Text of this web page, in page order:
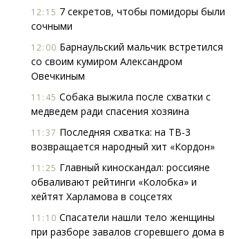
12:15 7 секретов, чтобы помидоры были
сочными
12:00 Барнаульский мальчик встретился
со своим кумиром Александром
Овечкиным
11:45 Собака выжила после схватки с
медведем ради спасения хозяина
11:37 Последняя схватка: на ТВ-3
возвращается народный хит «Кордон»
11:25 Главный киноскандал: россияне
обваливают рейтинги «Колобка» и
хейтят Харламова в соцсетях
11:10 Спасатели нашли тело женщины
при разборе завалов сгоревшего дома в